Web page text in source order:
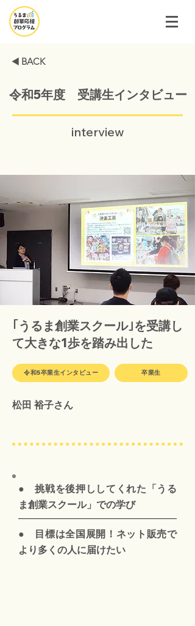
◀️ BACK
令和5年度 受講生インタビュー
interview
｢うるま創業スクール｣を受講し
て大きな1歩を踏み出した
令和5卒業生インタビュー 卒業生
松田 裕子さん
● 挑戦を後押ししてくれた「うる
ま創業スクール」での学び
● 目標は全国展開！ネット販売で
より多くの人に届けたい